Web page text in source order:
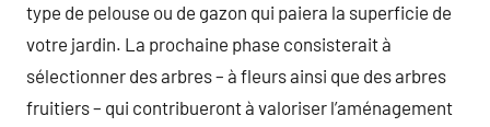
type de pelouse ou de gazon qui paiera la superficie de
votre jardin. La prochaine phase consisterait à
sélectionner des arbres – à fleurs ainsi que des arbres
fruitiers – qui contribueront à valoriser l’aménagement